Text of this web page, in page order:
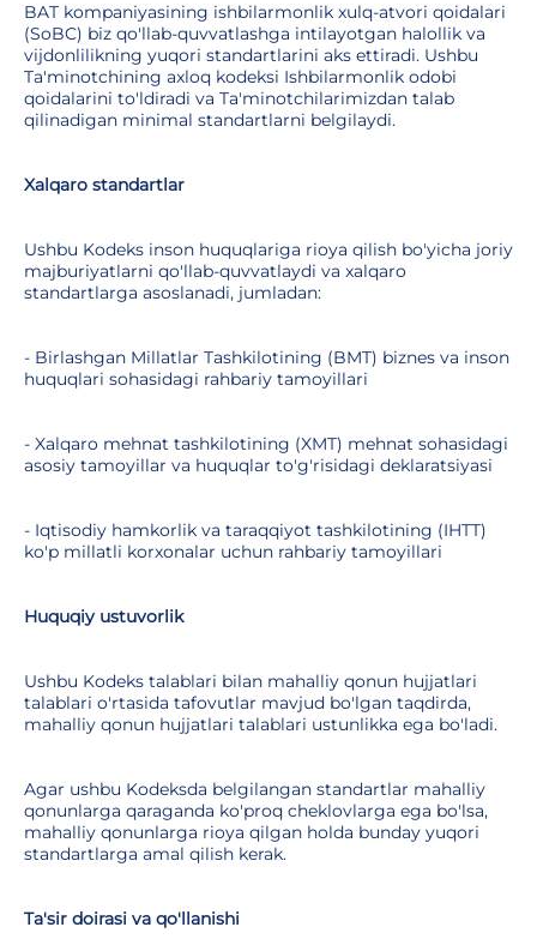
BAT kompaniyasining ishbilarmonlik xulq-atvori qoidalari
(SoBC) biz qo'llab-quvvatlashga intilayotgan halollik va
vijdonlilikning yuqori standartlarini aks ettiradi. Ushbu
Ta'minotchining axloq kodeksi Ishbilarmonlik odobi
qoidalarini to'ldiradi va Ta'minotchilarimizdan talab
qilinadigan minimal standartlarni belgilaydi.
Xalqaro standartlar
Ushbu Kodeks inson huquqlariga rioya qilish bo'yicha joriy
majburiyatlarni qo'llab-quvvatlaydi va xalqaro
standartlarga asoslanadi, jumladan:
- Birlashgan Millatlar Tashkilotining (BMT) biznes va inson
huquqlari sohasidagi rahbariy tamoyillari
- Xalqaro mehnat tashkilotining (XMT) mehnat sohasidagi
asosiy tamoyillar va huquqlar to'g'risidagi deklaratsiyasi
- Iqtisodiy hamkorlik va taraqqiyot tashkilotining (IHTT)
ko'p millatli korxonalar uchun rahbariy tamoyillari
Huquqiy ustuvorlik
Ushbu Kodeks talablari bilan mahalliy qonun hujjatlari
talablari o'rtasida tafovutlar mavjud bo'lgan taqdirda,
mahalliy qonun hujjatlari talablari ustunlikka ega bo'ladi.
Agar ushbu Kodeksda belgilangan standartlar mahalliy
qonunlarga qaraganda ko'proq cheklovlarga ega bo'lsa,
mahalliy qonunlarga rioya qilgan holda bunday yuqori
standartlarga amal qilish kerak.
Ta'sir doirasi va qo'llanishi